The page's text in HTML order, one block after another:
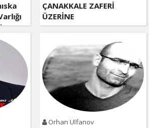
ÇANAKKALE ZAFERİ
ÜZERİNE
Orhan Ulfanov